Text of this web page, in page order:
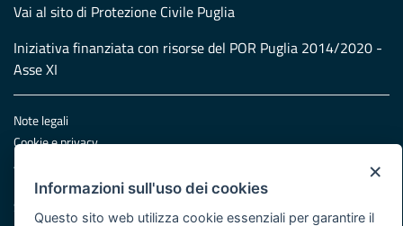
Vai al sito di Protezione Civile Puglia
Iniziativa finanziata con risorse del POR Puglia 2014/2020 -
Asse XI
Note legali
Cookie e privacy
Atti di notifica
Feed RSS
Servizi Intranet
×
Informazioni sull'uso dei cookies
Questo sito web utilizza cookie essenziali per garantire il